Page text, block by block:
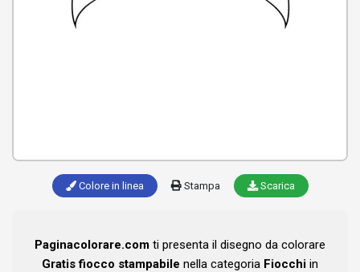
Colore in linea Stampa Scarica
Paginacolorare.com ti presenta il disegno da colorare
Gratis fiocco stampabile nella categoria Fiocchi in